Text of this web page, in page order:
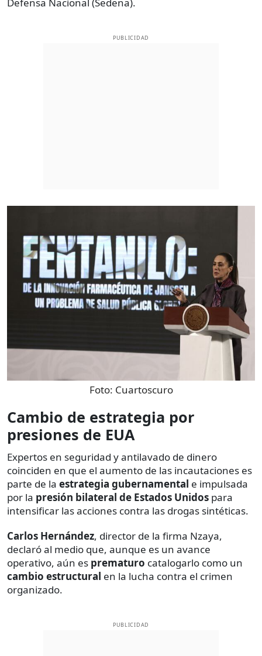
Defensa Nacional (Sedena).
PUBLICIDAD
Foto: Cuartoscuro
Cambio de estrategia por
presiones de EUA
Expertos en seguridad y antilavado de dinero
coinciden en que el aumento de las incautaciones es
parte de la estrategia gubernamental e impulsada
por la presión bilateral de Estados Unidos para
intensificar las acciones contra las drogas sintéticas.
Carlos Hernández, director de la firma Nzaya,
declaró al medio que, aunque es un avance
operativo, aún es prematuro catalogarlo como un
cambio estructural en la lucha contra el crimen
organizado.
PUBLICIDAD